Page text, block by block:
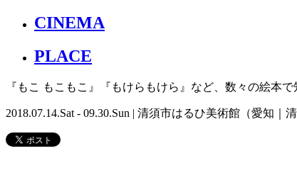
CINEMA
PLACE
『もこ もこもこ』『もけらもけら』など、数々の絵本
2018.07.14.Sat - 09.30.Sun | 清須市はるひ美術館（愛知｜清